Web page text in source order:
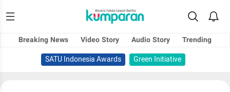
Breaking News Video Story Audio Story
Trending
SATU Indonesia Awards
Green Initiative